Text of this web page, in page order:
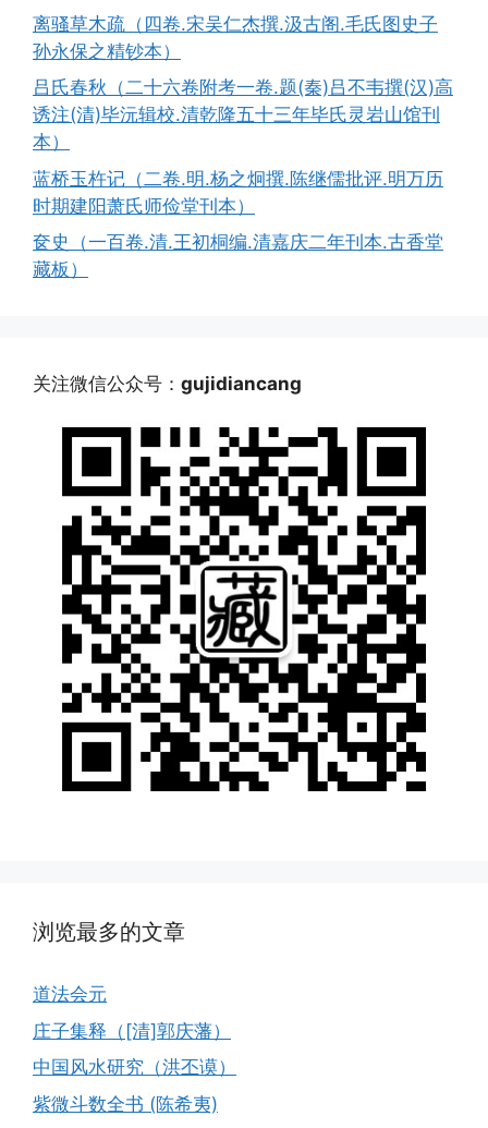
离骚草木疏（四卷.宋吴仁杰撰.汲古阁.毛氏图史子
孙永保之精钞本）
吕氏春秋（二十六卷附考一卷.题(秦)吕不韦撰(汉)高
诱注(清)毕沅辑校.清乾隆五十三年毕氏灵岩山馆刊
本）
蓝桥玉杵记（二卷.明.杨之炯撰.陈继儒批评.明万历
时期建阳萧氏师俭堂刊本）
奁史（一百卷.清.王初桐编.清嘉庆二年刊本.古香堂
藏板）
关注微信公众号： gujidiancang
浏览最多的文章
道法会元
庄子集释（[清]郭庆藩）
中国风水研究（洪丕谟）
紫微斗数全书 (陈希夷)